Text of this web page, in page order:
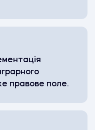
правове поле.